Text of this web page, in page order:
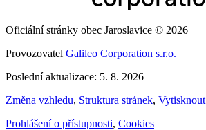
Oficiální stránky obec Jaroslavice © 2026
Provozovatel Galileo Corporation s.r.o.
Poslední aktualizace: 5. 8. 2026
Změna vzhledu, Struktura stránek, Vytisknout
Prohlášení o přístupnosti, Cookies